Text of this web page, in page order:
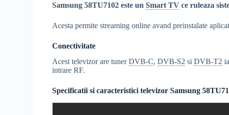
Samsung 58TU7102 este unSmart TV ce ruleaza
Acesta permite streaming online avand preinstalate
Conectivitate
Acest televizor are tunerDVB-C,DVB-S2 siDVB-T2
intrare RF.
Specificatii si caracteristici televizor Samsung